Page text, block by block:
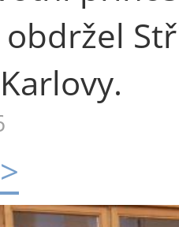
obdržel